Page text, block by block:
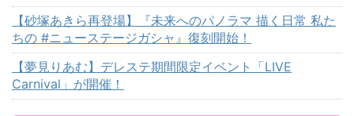
【砂塚あきら再登場】『未来へのパノラマ 描く日常 私た
ちの #ニューステージガシャ』復刻開始！
【夢見りあむ】デレステ期間限定イベント「LIVE
Carnival」が開催！